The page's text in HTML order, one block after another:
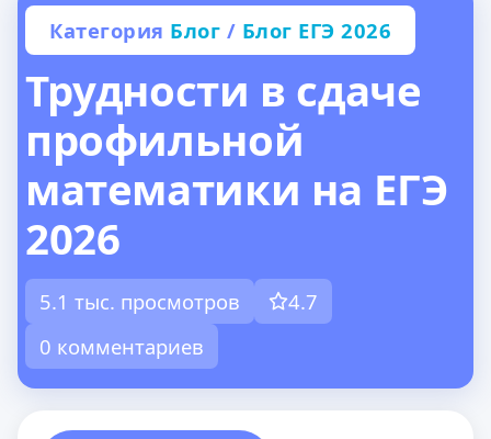
Категория Блог / Блог ЕГЭ 2026
Трудности в сдаче
профильной
математики на ЕГЭ
2026
5.1 тыс. просмотров
4.7
0 комментариев